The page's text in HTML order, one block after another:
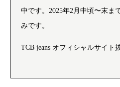
中です。2025年2月中頃〜末ま
みです。
TCB jeans オフィシャルサイト